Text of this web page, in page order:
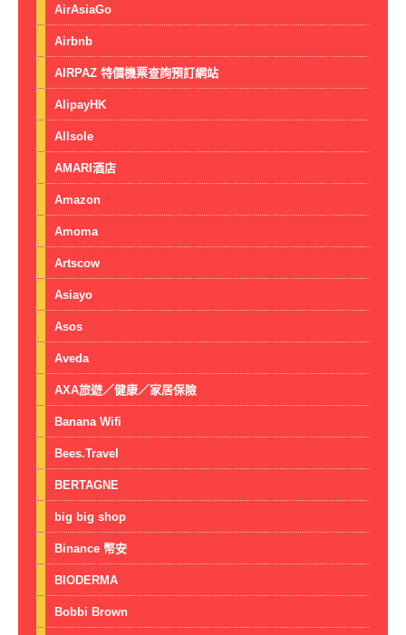
AirAsiaGo
Airbnb
AIRPAZ 特價機票查詢預訂網站
AlipayHK
Allsole
AMARI酒店
Amazon
Amoma
Artscow
Asiayo
Asos
Aveda
AXA旅遊／健康／家居保險
Banana Wifi
Bees.Travel
BERTAGNE
big big shop
Binance 幣安
BIODERMA
Bobbi Brown